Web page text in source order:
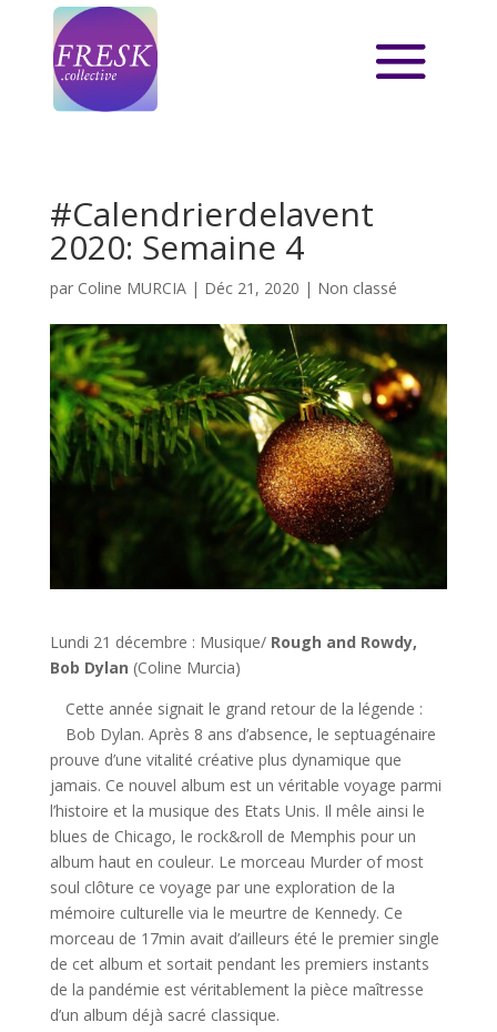
#Calendrierdelavent
2020: Semaine 4
par Coline MURCIA| Déc 21, 2020 | Non classé
Lundi 21 décembre : Musique/ Rough and Rowdy,
Bob Dylan (Coline Murcia)
Cette année signait le grand retour de la légende :
Bob Dylan. Après 8 ans d’absence, le septuagénaire
prouve d’une vitalité créative plus dynamique que
jamais. Ce nouvel album est un véritable voyage parmi
l’histoire et la musique des Etats Unis. Il mêle ainsi le
blues de Chicago, le rock&roll de Memphis pour un
album haut en couleur. Le morceau Murder of most
soul clôture ce voyage par une exploration de la
mémoire culturelle via le meurtre de Kennedy. Ce
morceau de 17min avait d’ailleurs été le premier single
de cet album et sortait pendant les premiers instants
de la pandémie est véritablement la pièce maîtresse
d’un album déjà sacré classique.